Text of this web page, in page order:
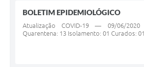
BOLETIM EPIDEMIOLÓGICO
Atualização COVID-19 — 09/06/2020
Quarentena: 13 Isolamento: 01 Curados: